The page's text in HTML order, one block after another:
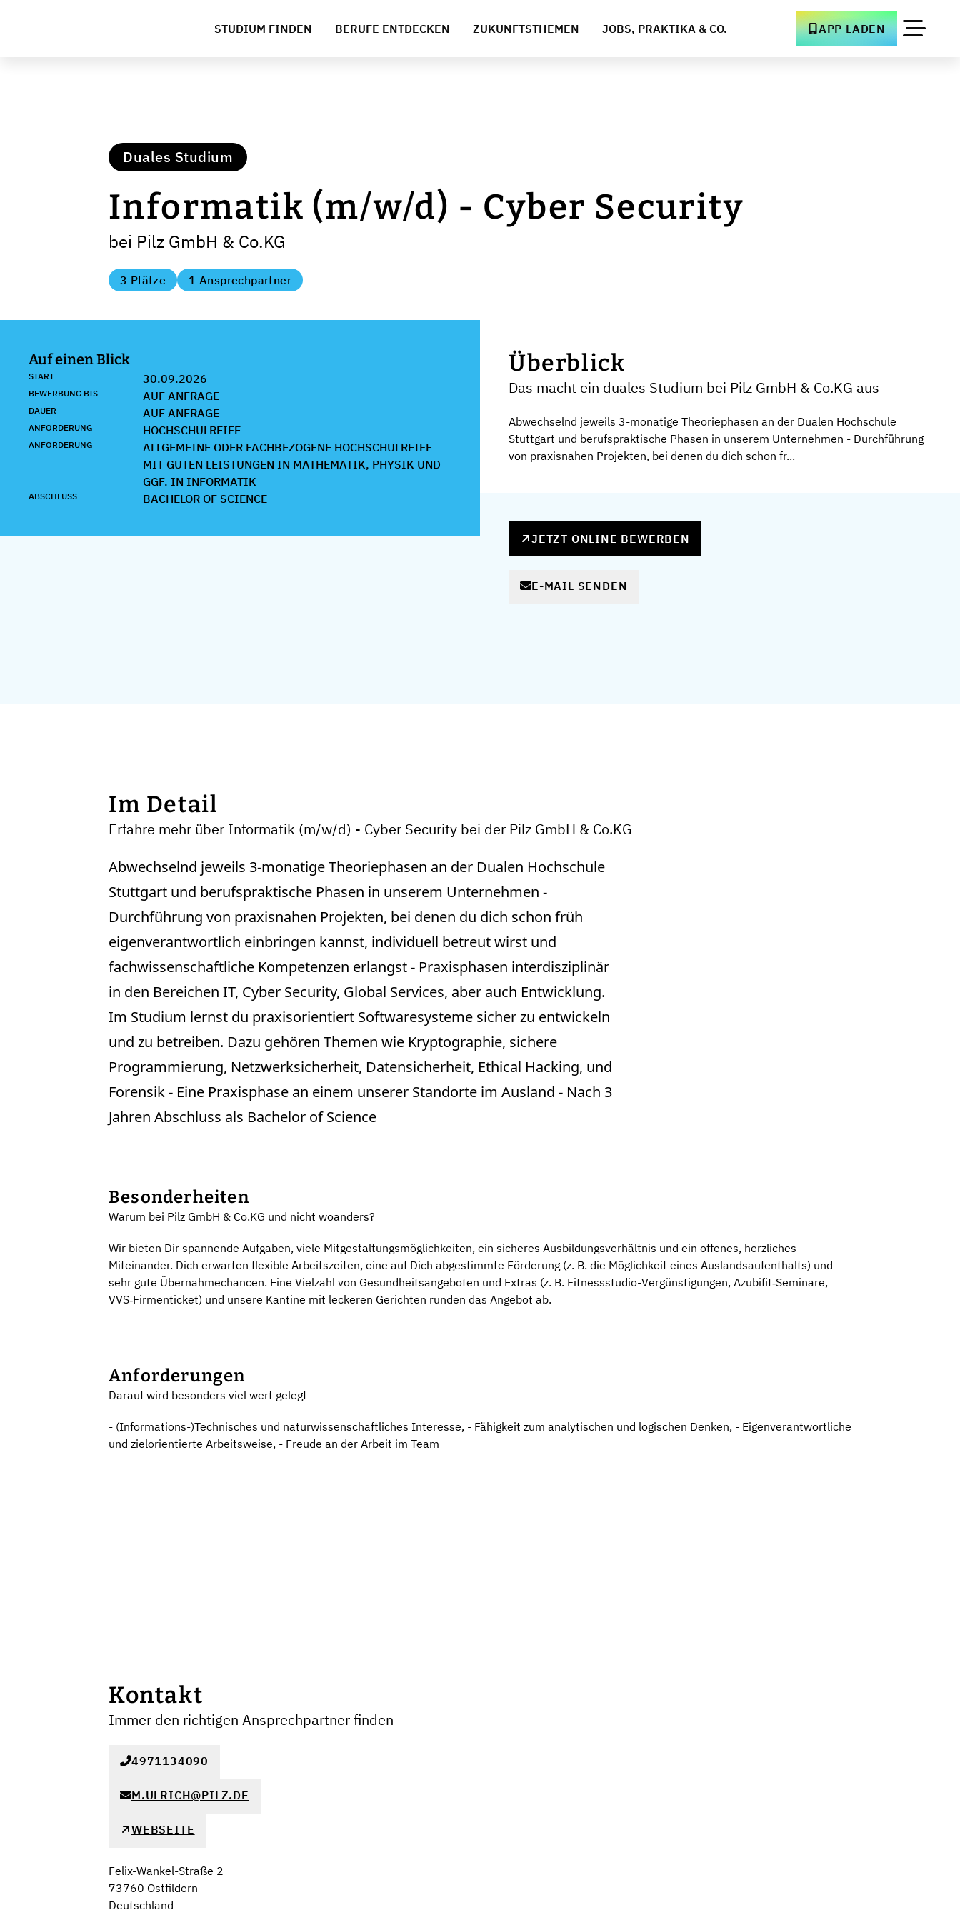
STUDIUM FINDEN BERUFE ENTDECKEN ZUKUNFTSTHEMEN JOBS, PRAKTIKA & CO. APP LADEN
Duales Studium
Informatik (m/w/d) - Cyber Security
bei Pilz GmbH & Co.KG
3 Plätze 1 Ansprechpartner
Auf einen Blick
START 30.09.2026
BEWERBUNG BIS AUF ANFRAGE
DAUER AUF ANFRAGE
ANFORDERUNG HOCHSCHULREIFE
ANFORDERUNG
ALLGEMEINE ODER FACHBEZOGENE HOCHSCHULREIFE
MIT GUTEN LEISTUNGEN IN MATHEMATIK, PHYSIK UND
GGF. IN INFORMATIK
ABSCHLUSS BACHELOR OF SCIENCE
Überblick
Das macht ein duales Studium bei Pilz GmbH & Co.KG aus
Abwechselnd jeweils 3-monatige Theoriephasen an der Dualen Hochschule
Stuttgart und berufspraktische Phasen in unserem Unternehmen - Durchführung
von praxisnahen Projekten, bei denen du dich schon fr...
JETZT ONLINE BEWERBEN
E-MAIL SENDEN
Im Detail
Erfahre mehr über Informatik (m/w/d) - Cyber Security bei der Pilz GmbH & Co.KG
Abwechselnd jeweils 3-monatige Theoriephasen an der Dualen Hochschule
Stuttgart und berufspraktische Phasen in unserem Unternehmen -
Durchführung von praxisnahen Projekten, bei denen du dich schon früh
eigenverantwortlich einbringen kannst, individuell betreut wirst und
fachwissenschaftliche Kompetenzen erlangst - Praxisphasen interdisziplinär
in den Bereichen IT, Cyber Security, Global Services, aber auch Entwicklung.
Im Studium lernst du praxisorientiert Softwaresysteme sicher zu entwickeln
und zu betreiben. Dazu gehören Themen wie Kryptographie, sichere
Programmierung, Netzwerksicherheit, Datensicherheit, Ethical Hacking, und
Forensik - Eine Praxisphase an einem unserer Standorte im Ausland - Nach 3
Jahren Abschluss als Bachelor of Science
Besonderheiten
Warum bei Pilz GmbH & Co.KG und nicht woanders?
Wir bieten Dir spannende Aufgaben, viele Mitgestaltungsmöglichkeiten, ein sicheres Ausbildungsverhältnis und ein offenes, herzliches
Miteinander. Dich erwarten flexible Arbeitszeiten, eine auf Dich abgestimmte Förderung (z. B. die Möglichkeit eines Auslandsaufenthalts) und
sehr gute Übernahmechancen. Eine Vielzahl von Gesundheitsangeboten und Extras (z. B. Fitnessstudio-Vergünstigungen, Azubifit‑Seminare,
VVS‑Firmenticket) und unsere Kantine mit leckeren Gerichten runden das Angebot ab.
Anforderungen
Darauf wird besonders viel wert gelegt
- (Informations-)Technisches und naturwissenschaftliches Interesse, - Fähigkeit zum analytischen und logischen Denken, - Eigenverantwortliche
und zielorientierte Arbeitsweise, - Freude an der Arbeit im Team
Kontakt
Immer den richtigen Ansprechpartner finden
4971134090
M.ULRICH@PILZ.DE
WEBSEITE
Felix-Wankel-Straße 2
73760 Ostfildern
Deutschland